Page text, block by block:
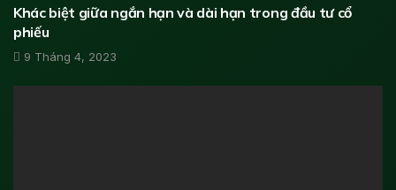
Khác biệt giữa ngắn hạn và dài hạn trong đầu tư cổ
phiếu
9 Tháng 4, 2023